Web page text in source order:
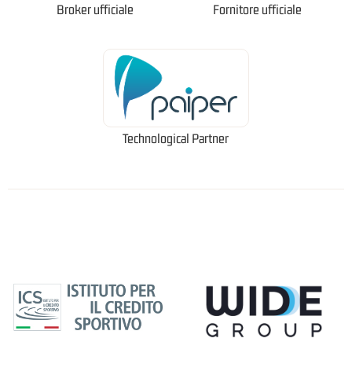
Broker ufficiale Fornitore ufficiale
Technological Partner